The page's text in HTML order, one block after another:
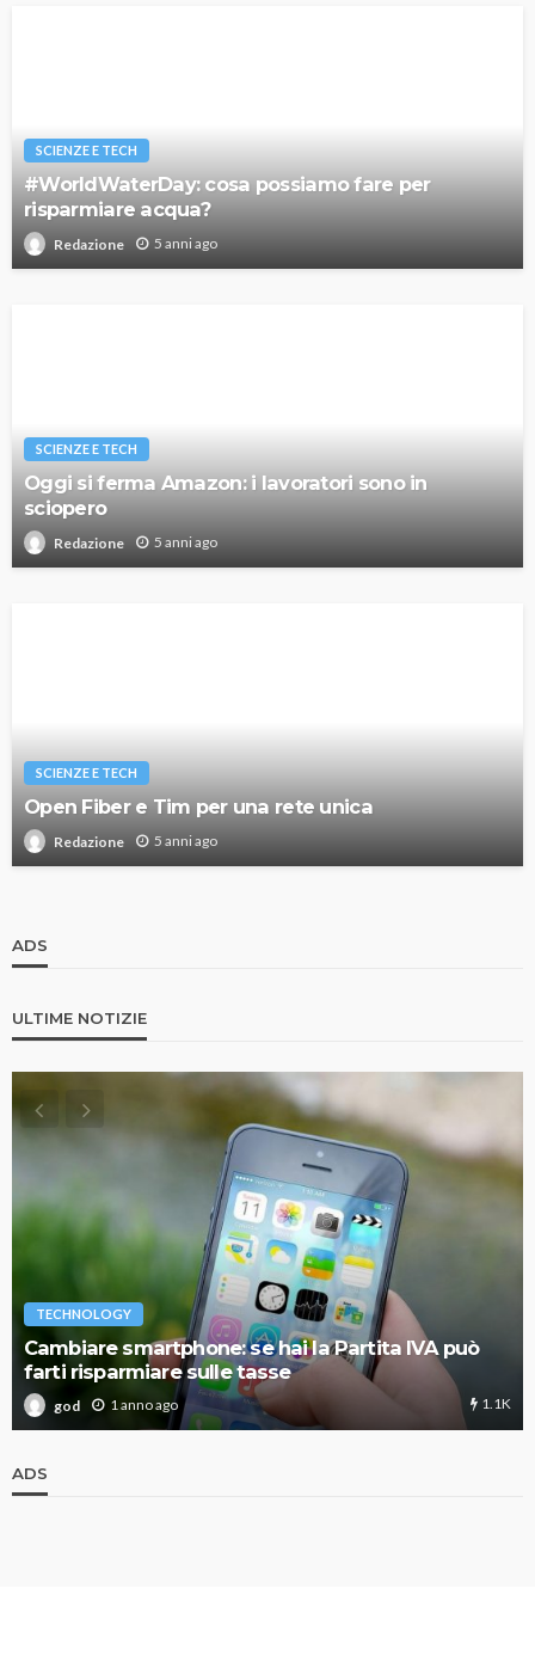
SCIENZE E TECH
#WorldWaterDay: cosa possiamo fare per
risparmiare acqua?
Redazione 5 anni ago
SCIENZE E TECH
Oggi si ferma Amazon: i lavoratori sono in
sciopero
Redazione 5 anni ago
SCIENZE E TECH
Open Fiber e Tim per una rete unica
Redazione 5 anni ago
ADS
ULTIME NOTIZIE
TECHNOLOGY
Cambiare smartphone: se hai la Partita IVA può
farti risparmiare sulle tasse
god 1 anno ago 1.1K
ADS